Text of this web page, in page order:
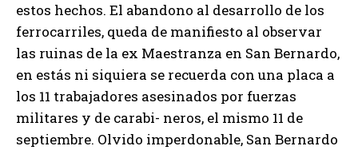
estos hechos. El abandono al desarrollo de los
ferrocarriles, queda de manifiesto al observar
las ruinas de la ex Maestranza en San Bernardo,
en estás ni siquiera se recuerda con una placa a
los 11 trabajadores asesinados por fuerzas
militares y de carabi- neros, el mismo 11 de
septiembre. Olvido imperdonable, San Bernardo